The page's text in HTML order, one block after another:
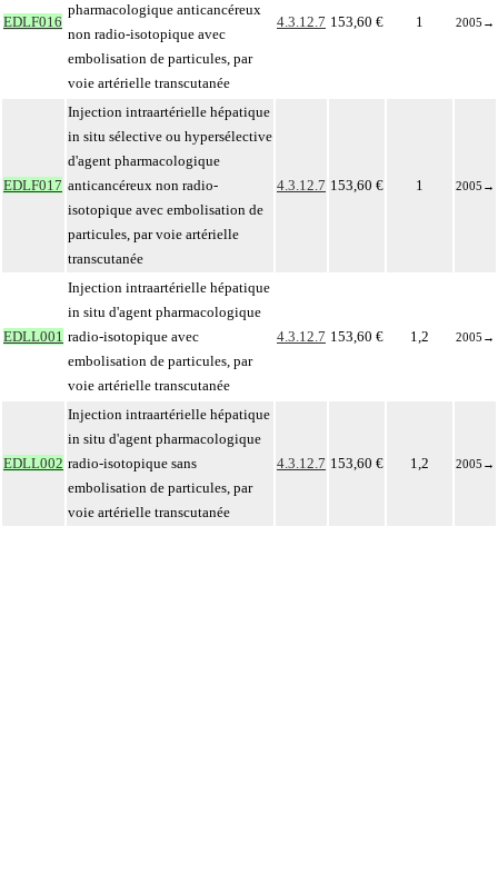
EDLF016
pharmacologique anticancéreux
non radio-isotopique avec
embolisation de particules, par
voie artérielle transcutanée
4.3.12.7 153,60 € 1 2005 →
EDLF017
Injection intraartérielle hépatique
in situ sélective ou hypersélective
d'agent pharmacologique
anticancéreux non radio-
isotopique avec embolisation de
particules, par voie artérielle
transcutanée
4.3.12.7 153,60 € 1 2005 →
EDLL001
Injection intraartérielle hépatique
in situ d'agent pharmacologique
radio-isotopique avec
embolisation de particules, par
voie artérielle transcutanée
4.3.12.7 153,60 € 1,2 2005 →
EDLL002
Injection intraartérielle hépatique
in situ d'agent pharmacologique
radio-isotopique sans
embolisation de particules, par
voie artérielle transcutanée
4.3.12.7 153,60 € 1,2 2005 →